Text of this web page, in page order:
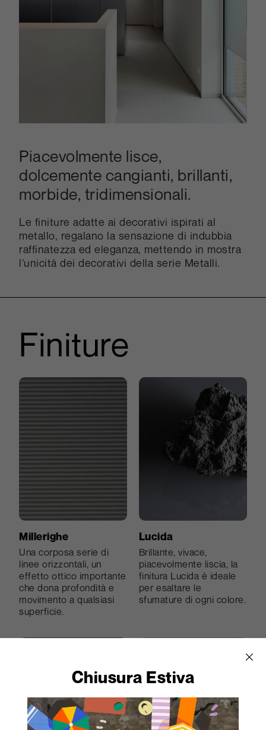
Piacevolmente lisce,
dolcemente cangianti, brillanti,
morbide, tridimensionali.
Le finiture adatte ai decorativi ispirati al
metallo, regalano la sensazione di indubbia
raffinatezza ed eleganza, mettendo in mostra
l’unicità dei decorativi della serie Metalli.
Finiture
Millerighe
Una corposa serie di
linee orizzontali, un
effetto ottico importante
che dona profondità e
movimento a qualsiasi
superficie.
Lucida
Brillante, vivace,
piacevolmente liscia, la
finitura Lucida è ideale
per esaltare le
sfumature di ogni colore.
Chiusura Estiva